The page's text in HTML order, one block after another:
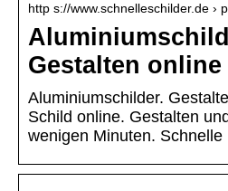
http s://www.schnelleschilder.de ›
Gestalten online
Aluminiumschilder.
Schild online. Gestalten
wenigen Minuten. Schnelle